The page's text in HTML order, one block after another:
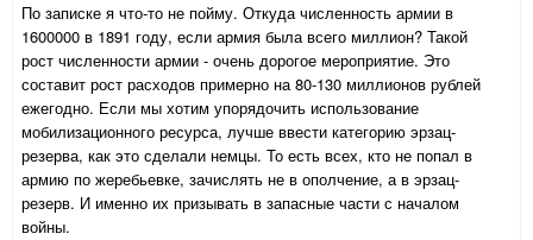
По записке я что-то не пойму. Откуда численность армии в
1600000 в 1891 году, если армия была всего миллион? Такой
рост численности армии - очень дорогое мероприятие. Это
составит рост расходов примерно на 80-130 миллионов рублей
ежегодно. Если мы хотим упорядочить использование
мобилизационного ресурса, лучше ввести категорию эрзац-
резерва, как это сделали немцы. То есть всех, кто не попал в
армию по жеребьевке, зачислять не в ополчение, а в эрзац-
резерв. И именно их призывать в запасные части с началом
войны.